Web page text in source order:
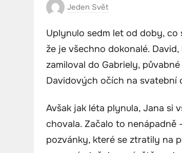
Jeden Svět
Uplynulo sedm let od doby, co
že je všechno dokonalé.
zamiloval do Gabriely,
Davidových očích na svatební
Avšak jak léta plynula, Jana si
chovala. Začalo to
pozvánky, které se ztratily na